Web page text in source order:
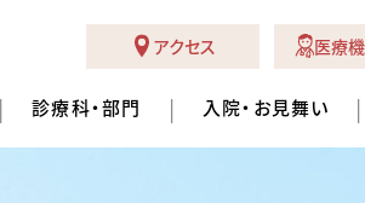
アクセス 医療
診療科・部門 入院・お見舞い